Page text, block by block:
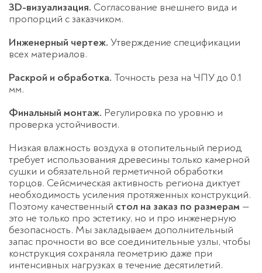
3D-визуализация. Согласование внешнего вида и
пропорций с заказчиком.
Инженерный чертеж. Утверждение спецификации
всех материалов.
Раскрой и обработка. Точность реза на ЧПУ до 0.1
мм.
Финальный монтаж. Регулировка по уровню и
проверка устойчивости.
Низкая влажность воздуха в отопительный период
требует использования древесины только камерной
сушки и обязательной герметичной обработки
торцов. Сейсмическая активность региона диктует
необходимость усиления протяженных конструкций.
Поэтому качественный стол на заказ по размерам —
это не только про эстетику, но и про инженерную
безопасность. Мы закладываем дополнительный
запас прочности во все соединительные узлы, чтобы
конструкция сохраняла геометрию даже при
интенсивных нагрузках в течение десятилетий.